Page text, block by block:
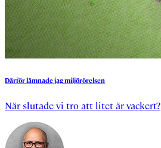
Därförlämnadejagmiljörörelsen
När slutade vi tro att litet är vackert?